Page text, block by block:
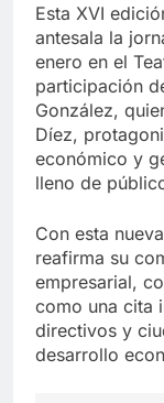
Esta XVI
antesala la
enero en el
participación
González,
Díez,
económico y
lleno de
Con esta
reafirma su
empresarial,
como una cita
directivos y
desarrollo